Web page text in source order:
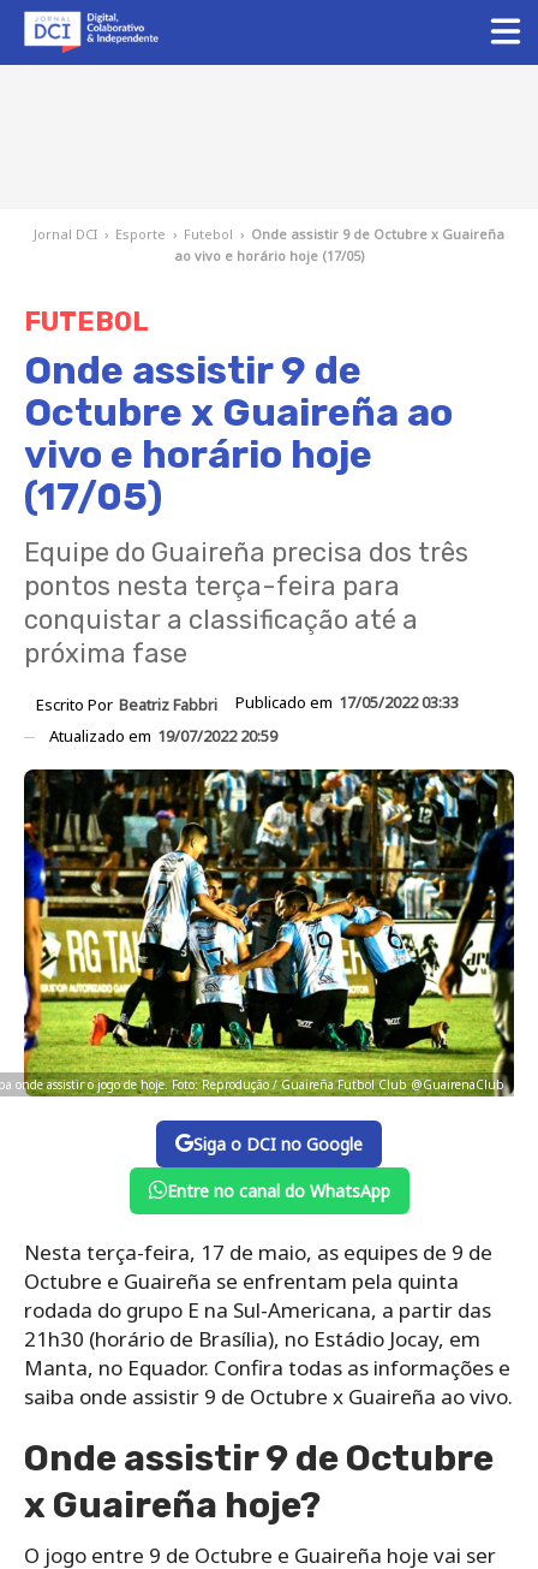
Jornal DCI › Esporte › Futebol › Onde assistir 9 de Octubre x Guaireña
ao vivo e horário hoje (17/05)
FUTEBOL
Onde assistir 9 de
Octubre x Guaireña ao
vivo e horário hoje
(17/05)
Equipe do Guaireña precisa dos três
pontos nesta terça-feira para
conquistar a classificação até a
próxima fase
Escrito Por Beatriz Fabbri Publicado em 17/05/2022 03:33
Atualizado em 19/07/2022 20:59
onde assistir o jogo de hoje. Foto: Reprodução / Guaireña Futbol Club @GuairenaClub
Siga o DCI no Google
Entre no canal do WhatsApp
Nesta terça-feira, 17 de maio, as equipes de 9 de
Octubre e Guaireña se enfrentam pela quinta
rodada do grupo E na Sul-Americana, a partir das
21h30 (horário de Brasília), no Estádio Jocay, em
Manta, no Equador. Confira todas as informações e
saiba onde assistir 9 de Octubre x Guaireña ao vivo.
Onde assistir 9 de Octubre
x Guaireña hoje?
O jogo entre 9 de Octubre e Guaireña hoje vai ser